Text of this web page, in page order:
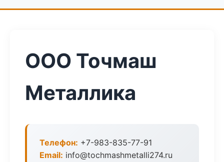
ООО Точмаш
Металлика
Телефон: +7-983-835-77-91
Email: info@tochmashmetalli274.ru